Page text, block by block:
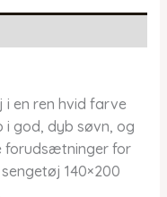
i en ren hvid farve
i god, dyb søvn, og
forudsætninger for
140×200